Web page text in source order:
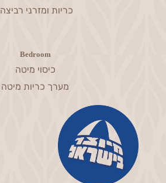
כריות ומזרני רביצה
Bedroom
כיסוי מיטה
מערך כריות מיטה